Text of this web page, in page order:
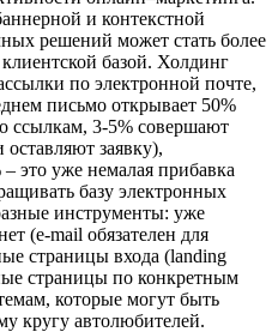
и контекстной
решений может стать более
базой. Холдинг
по электронной почте,
письмо открывает 50%
ссылкам, 3-5% совершают
оставляют заявку),
это уже немалая прибавка
базу электронных
инструменты: уже
(e-mail обязателен для
страницы входа (landing
страницы по конкретным
которые могут быть
кругу автолюбителей.